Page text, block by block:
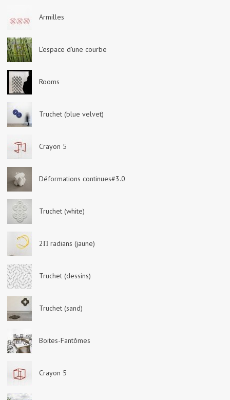
Armilles
L'espace d'une courbe
Rooms
Truchet (blue velvet)
Crayon 5
Déformations continues#3.0
Truchet (white)
2Π radians (jaune)
Truchet (dessins)
Truchet (sand)
Boites-Fantômes
Crayon 5